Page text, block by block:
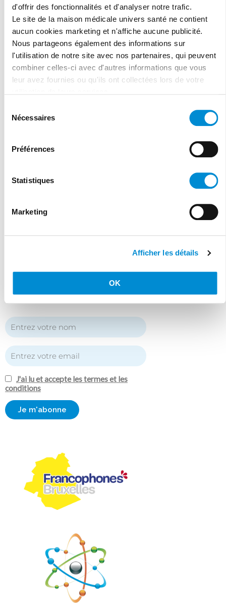
d'offrir des fonctionnalités et d'analyser notre trafic.
Le site de la maison médicale univers santé ne contient
aucun cookies marketing et n'affiche aucune publicité.
Nous partageons également des informations sur
l'utilisation de notre site avec nos partenaires, qui peuvent
combiner celles-ci avec d'autres informations que vous
leur avez fournies ou qu'ils ont collectées lors de votre
Nécessaires
Préférences
Statistiques
Marketing
Afficher les détails
OK
Cliquer ici
Tel:02/486.01.10
Newsletter
Inscrivez-vous à notre newsletter pour
J'ai lu et accepte les termes et les
conditions